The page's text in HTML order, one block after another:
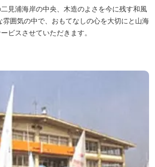
見浦海岸の中央、木造のよさを今に残す和風
囲気の中で、おもてなしの心を大切にと山海
ビスさせていただきます。